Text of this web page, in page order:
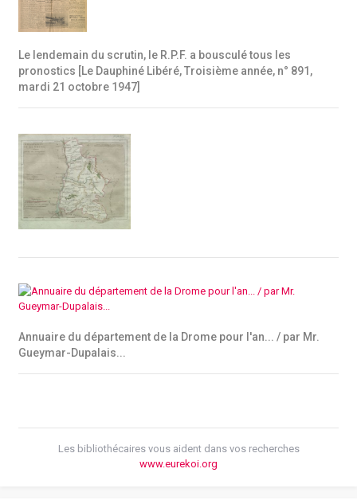
Le lendemain du scrutin, le R.P.F. a bousculé tous les
pronostics [Le Dauphiné Libéré, Troisième année, n° 891,
mardi 21 octobre 1947]
Annuaire du département de la Drome pour l'an... / par Mr.
Gueymar-Dupalais...
Les bibliothécaires vous aident dans vos recherches
www.eurekoi.org